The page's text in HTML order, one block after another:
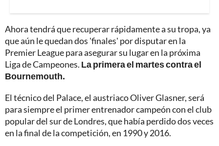
Ahora tendrá que recuperar rápidamente a su tropa, ya
que aún le quedan dos 'finales' por disputar en la
Premier League para asegurar su lugar en la próxima
Liga de Campeones. La primera el martes contra el
Bournemouth.
El técnico del Palace, el austriaco Oliver Glasner, será
para siempre el primer entrenador campeón con el club
popular del sur de Londres, que había perdido dos veces
en la final de la competición, en 1990 y 2016.